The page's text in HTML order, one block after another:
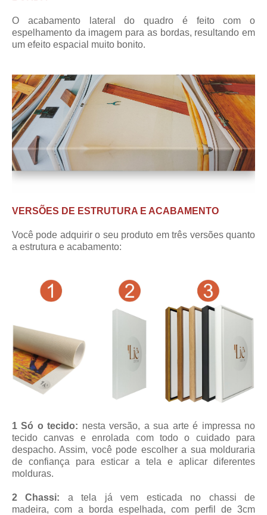
O acabamento lateral do quadro é feito com o
espelhamento da imagem para as bordas, resultando em
um efeito espacial muito bonito.
VERSÕES DE ESTRUTURA E ACABAMENTO
Você pode adquirir o seu produto em três versões quanto
a estrutura e acabamento:
1 Só o tecido: nesta versão, a sua arte é impressa no
tecido canvas e enrolada com todo o cuidado para
despacho. Assim, você pode escolher a sua molduraria
de confiança para esticar a tela e aplicar diferentes
molduras.
2 Chassi: a tela já vem esticada no chassi de
madeira, com a borda espelhada, com perfil de 3cm